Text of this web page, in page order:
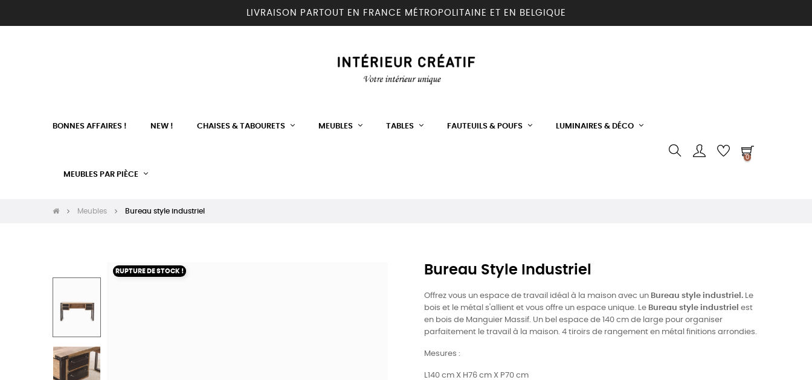
LIVRAISON PARTOUT EN FRANCE MÉTROPOLITAINE ET EN BELGIQUE
BONNES AFFAIRES ! NEW ! CHAISES & TABOURETS MEUBLES TABLES FAUTEUILS & POUFS LUMINAIRES & DÉCO
MEUBLES PAR PIÈCE
0
Meubles Bureau style industriel
RUPTURE DE STOCK ! Bureau Style Industriel
Offrez vous un espace de travail idéal à la maison avec un Bureau style industriel. Le
bois et le métal s'allient et vous offre un espace unique. Le Bureau style industriel est
en bois de Manguier Massif. Un bel espace de 140 cm de large pour organiser
parfaitement le travail à la maison. 4 tiroirs de rangement en métal finitions arrondies.
Mesures :
L140 cm X H76 cm X P70 cm